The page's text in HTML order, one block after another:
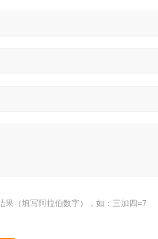
果（填写阿拉伯数字），如：三加四=7